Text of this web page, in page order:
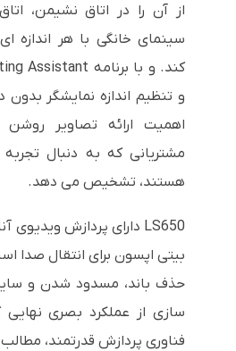
از آن را در اتاق نشیمن،
سینمای خانگی با هر اندازه
و تنظیم اندازه نمایشگر
اهمیت ارائه تصاویر روشن
مشتریانی که به دنبال
هستند، تشخیص می دهد.
بیتی اپسون برای انتقال صدا
حذف باند، مسدود شدن و
سازی از عملکرد بصری
فناوری پردازش قدرتمند،